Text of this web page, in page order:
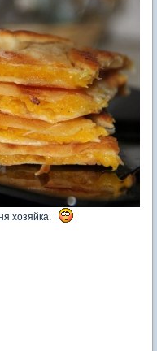
хозяйка.